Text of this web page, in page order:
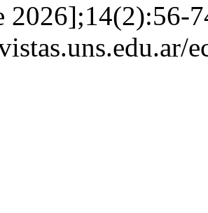
2026];14(2):56-